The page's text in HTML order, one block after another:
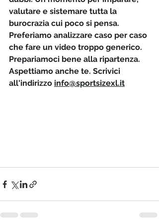
valutare e sistemare tutta la
burocrazia cui poco si pensa.
Preferiamo analizzare caso per caso
che fare un video troppo generico.
Prepariamoci bene alla ripartenza.
Aspettiamo anche te. Scrivici
all'indirizzo info@sportsizexl.it